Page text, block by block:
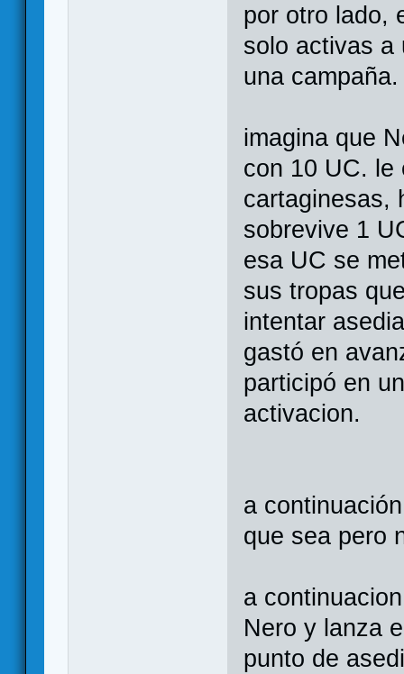
por otro lado,
solo activas a
una campaña.
imagina que
con 10 UC. le
cartaginesas,
sobrevive 1
esa UC se
sus tropas
intentar
gastó en
participó en
activacion.
a
que sea pero
a
Nero y lanza
punto de